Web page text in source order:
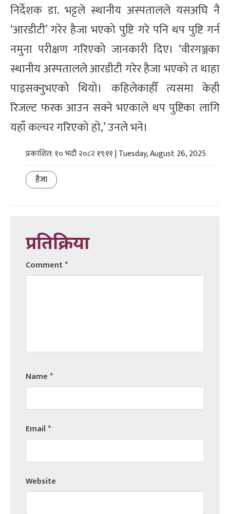
निर्देशक डा. भट्टले स्थानीय अस्पतालले यसअघि नै
‘आरडीटी’ गरेर हैजा भएको पुष्टि गरे पनि थप पुष्टि गर्न
नमुना परीक्षण गरिएको जानकारी दिए। ‘वीरगञ्जका
स्थानीय अस्पतालले आरडीटी गरेर हैजा भएको त थाहा
पाइसक्नुभएको थियो। कहिलेकाहीँ त्यसमा केही
रिजल्ट फरक आउन सक्ने भएकाले थप पुष्टिका लागि
यहाँ कल्चर गरिएको हो,’ उनले भने।
प्रकाशित: १० भदौ २०८२ १९:११ | Tuesday, August 26, 2025
हैजा
प्रतिक्रिया
Comment*
Name*
Email*
Website